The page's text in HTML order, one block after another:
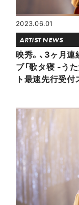
2023.06.01
ARTIST NEWS
映秀。、3ヶ月
ブ「歌タ寝 -う
ト最速先行受付